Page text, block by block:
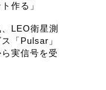
作る」
LEO衛星測
「Pulsar」
実信号を受